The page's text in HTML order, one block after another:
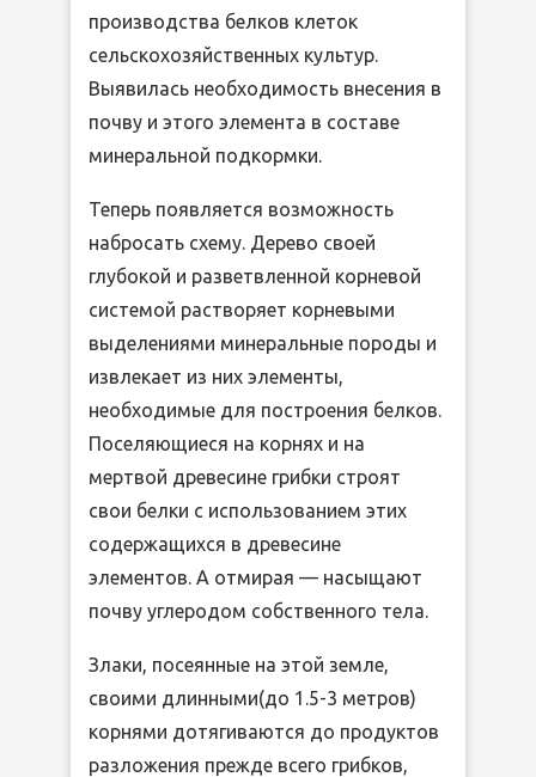
производства белков клеток
сельскохозяйственных культур.
Выявилась необходимость внесения в
почву и этого элемента в составе
минеральной подкормки.
Теперь появляется возможность
набросать схему. Дерево своей
глубокой и разветвленной корневой
системой растворяет корневыми
выделениями минеральные породы и
извлекает из них элементы,
необходимые для построения белков.
Поселяющиеся на корнях и на
мертвой древесине грибки строят
свои белки с использованием этих
содержащихся в древесине
элементов. А отмирая — насыщают
почву углеродом собственного тела.
Злаки, посеянные на этой земле,
своими длинными(до 1.5-3 метров)
корнями дотягиваются до продуктов
разложения прежде всего грибков,